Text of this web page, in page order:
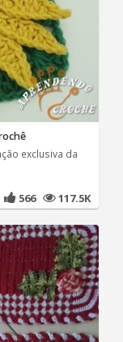
exclusiva da
566 117.5K